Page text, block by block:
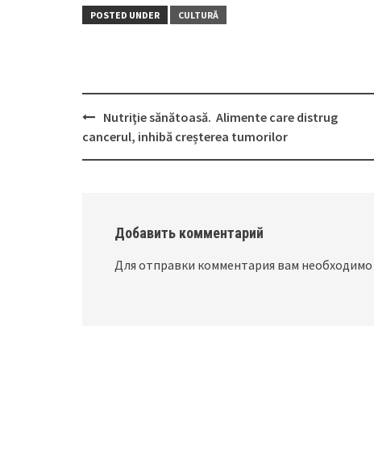
POSTED UNDER CULTURĂ
Post
navigation
Nutriţie sănătoasă. Alimente care distrug
cancerul, inhibă creșterea tumorilor
Добавить комментарий
Для отправки комментария вам необходимо